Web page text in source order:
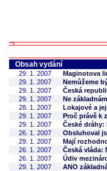
Obsah vydání
29. 1. 2007
Maginotova
29. 1. 2007
Nemůžeme
29. 1. 2007
Česká
29. 1. 2007
Ne
28. 1. 2007
Lokajové a
29. 1. 2007
Proč právě k
29. 1. 2007
České
26. 1. 2007
Obsluhoval
29. 1. 2007
Mají
26. 1. 2007
Česká vláda:
26. 1. 2007
Údiv
29. 1. 2007
ANO